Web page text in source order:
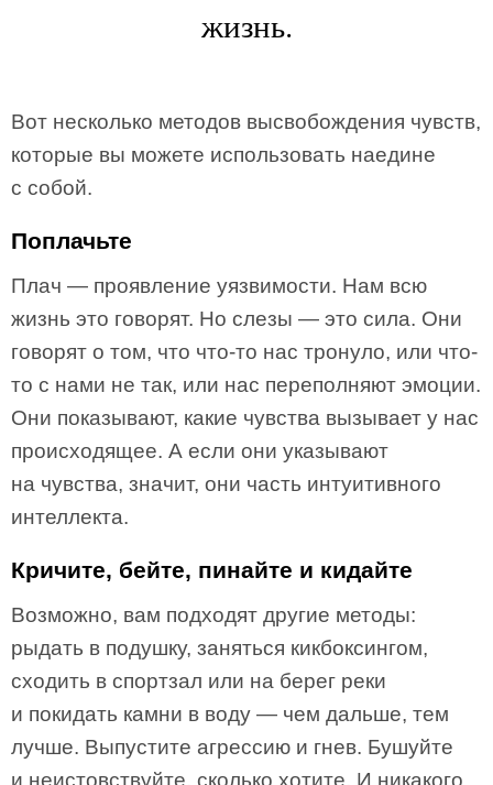
жизнь.
Вот несколько методов высвобождения чувств,
которые вы можете использовать наедине
с собой.
Поплачьте
Плач — проявление уязвимости. Нам всю
жизнь это говорят. Но слезы — это сила. Они
говорят о том, что что-то нас тронуло, или что-
то с нами не так, или нас переполняют эмоции.
Они показывают, какие чувства вызывает у нас
происходящее. А если они указывают
на чувства, значит, они часть интуитивного
интеллекта.
Кричите, бейте, пинайте и кидайте
Возможно, вам подходят другие методы:
рыдать в подушку, заняться кикбоксингом,
сходить в спортзал или на берег реки
и покидать камни в воду — чем дальше, тем
лучше. Выпустите агрессию и гнев. Бушуйте
и неистовствуйте, сколько хотите. И никакого